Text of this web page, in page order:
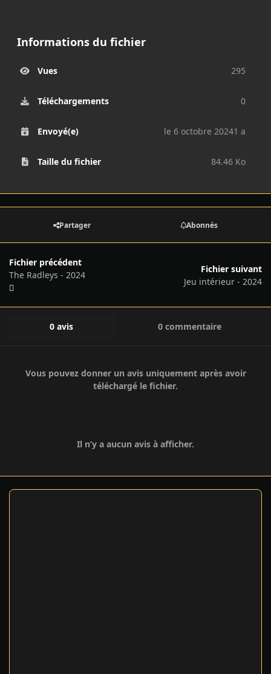
Informations du fichier
Vues 295
Téléchargements 0
Envoyé(e) le 6 octobre 20241 a
Taille du fichier 84.46 Ko
Partager Abonnés
Fichier précédent
The Radleys - 2024
Fichier suivant
Jeu intérieur - 2024
0 avis 0 commentaire
Vous pouvez donner un avis uniquement après avoir
téléchargé le fichier.
Il n’y a aucun avis à afficher.